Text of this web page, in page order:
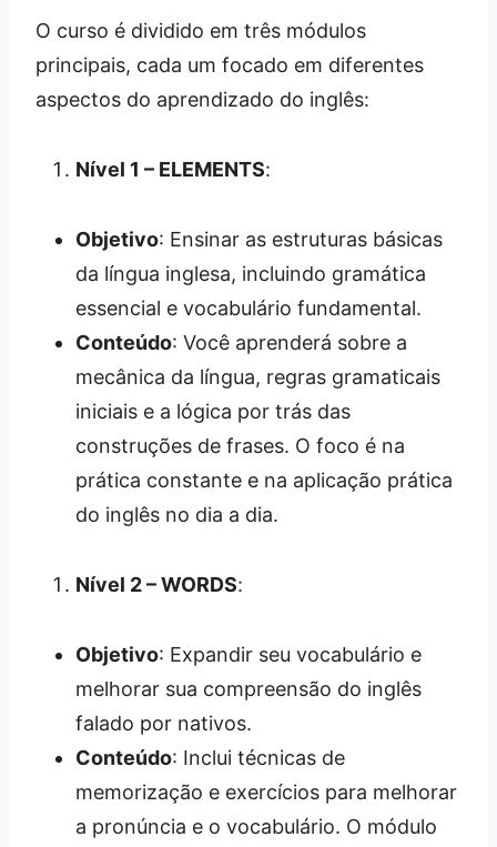
O curso é dividido em três módulos
principais, cada um focado em diferentes
aspectos do aprendizado do inglês:
Nível 1 – ELEMENTS:
Objetivo: Ensinar as estruturas básicas
da língua inglesa, incluindo gramática
essencial e vocabulário fundamental.
Conteúdo: Você aprenderá sobre a
mecânica da língua, regras gramaticais
iniciais e a lógica por trás das
construções de frases. O foco é na
prática constante e na aplicação prática
do inglês no dia a dia.
Nível 2 – WORDS:
Objetivo: Expandir seu vocabulário e
melhorar sua compreensão do inglês
falado por nativos.
Conteúdo: Inclui técnicas de
memorização e exercícios para melhorar
a pronúncia e o vocabulário. O módulo